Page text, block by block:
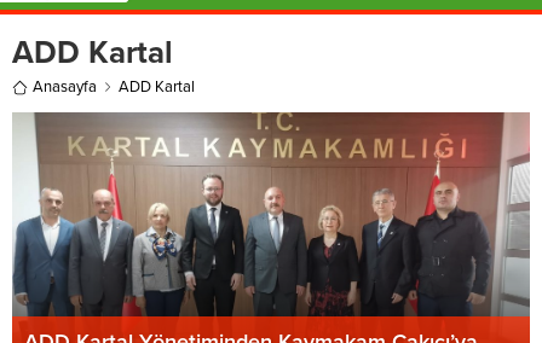
ADD Kartal
Anasayfa ADD Kartal